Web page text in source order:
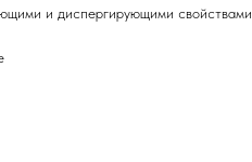
и диспергирующими свойствами.